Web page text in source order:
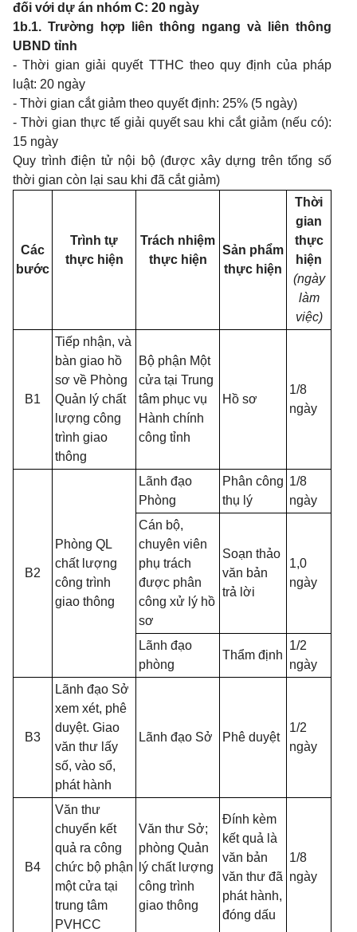
đối với dự án nhóm C: 20 ngày
1b.1. Trường hợp liên thông ngang và liên thông
UBND tỉnh
-Thời gian giải quyết TTHC theo quy định của pháp
luật: 20 ngày
- Thời gian cắt giảm theo quyết định: 25% (5 ngày)
- Thời gian thực tế giải quyết sau khi cắt giảm (nếu có):
15 ngày
Quy trình điện tử nội bộ (được xây dựng trên tổng số
thời gian còn lại sau khi đã cắt giảm)
Các
bước
Trình tự
thực hiện
Trách nhiệm
thực hiện
Sản phẩm
thực hiện
Thời
gian
thực
hiện
(ngày
làm
việc)
B1
Tiếp nhận, và
bàn giao hồ
sơ về Phòng
Quản lý chất
lượng công
trình giao
thông
Bộ phận Một
cửa tại Trung
tâm phục vụ
Hành chính
công tỉnh
Hồ sơ
1/8
ngày
B2
Phòng QL
chất lượng
công trình
giao thông
Lãnh đạo
Phòng
Phân công
thụ lý
1/8
ngày
Cán bộ,
chuyên viên
phụ trách
được phân
công xử lý hồ
sơ
Soạn thảo
văn bản
trả lời
1,0
ngày
Lãnh đạo
phòng
Thẩm định
1/2
ngày
B3
Lãnh đạo Sở
xem xét, phê
duyệt. Giao
văn thư lấy
số, vào sổ,
phát hành
Lãnh đạo Sở Phê duyệt
1/2
ngày
B4
Văn thư
chuyển kết
quả ra công
chức bộ phận
một cửa tại
trung tâm
PVHCC
Văn thư Sở;
phòng Quản
lý chất lượng
công trình
giao thông
Đính kèm
kết quả là
văn bản
văn thư đã
phát hành,
đóng dấu
1/8
ngày